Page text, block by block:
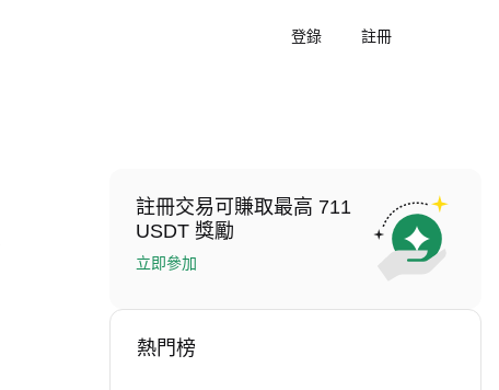
登錄 註冊
註冊交易可賺取最高 711
USDT 獎勵
立即參加
熱門榜